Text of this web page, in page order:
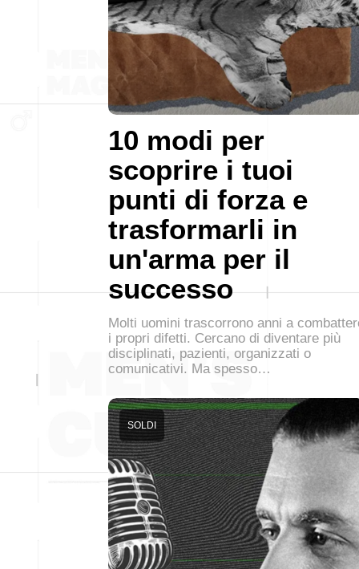
10 modi per
scoprire i tuoi
punti di forza e
trasformarli in
un'arma per il
successo
Molti uomini trascorrono anni a
i propri difetti. Cercano di diventare più
disciplinati, pazienti, organizzati o
comunicativi. Ma spesso…
SOLDI